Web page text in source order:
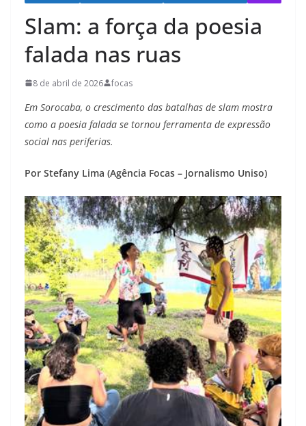
Slam: a força da poesia
falada nas ruas
8 de abril de 2026 focas
Em Sorocaba, o crescimento das batalhas de slam mostra
como a poesia falada se tornou ferramenta de expressão
social nas periferias.
Por Stefany Lima (Agência Focas – Jornalismo Uniso)